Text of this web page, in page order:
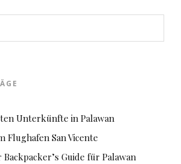
Unterkünfte in Palawan
Flughafen San Vicente
Guide für Palawan